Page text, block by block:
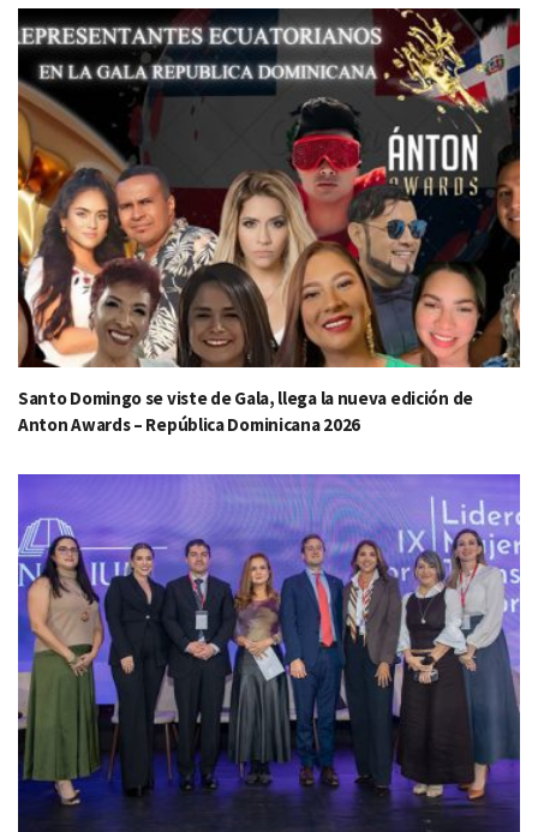
Santo Domingo se viste de Gala, llega la nueva edición de
Anton Awards – República Dominicana 2026